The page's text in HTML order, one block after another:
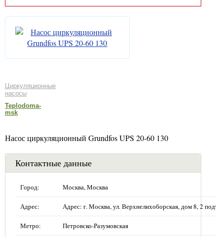
Циркуляционные
насосы
Teplodoma-
msk
Насос циркуляционный Grundfos UPS 20-60 130
Контактные данные
Город: Москва, Москва
Адрес: Адрес: г. Москва, ул. Верхнелихоборская, дом 8, 2
Метро: Петровско-Разумовская